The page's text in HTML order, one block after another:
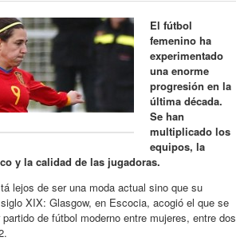
El fútbol
femenino ha
experimentado
una enorme
progresión en la
última década.
Se han
multiplicado los
equipos, la
y la calidad de las jugadoras.
lejos de ser una moda actual sino que su
XIX: Glasgow, en Escocia, acogió el que se
de fútbol moderno entre mujeres, entre dos